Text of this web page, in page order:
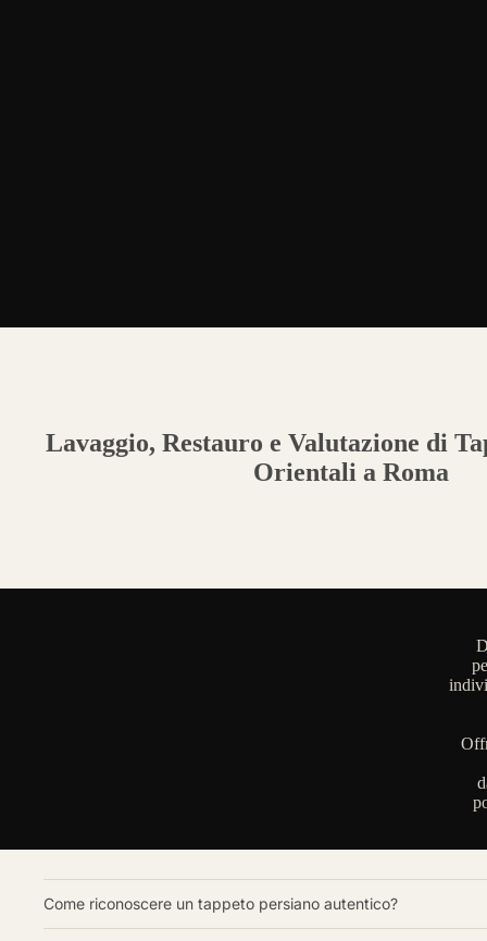
Lavaggio, Restauro e Valutazione di
Orientali a Roma
Come riconoscere un tappeto persiano autentico?